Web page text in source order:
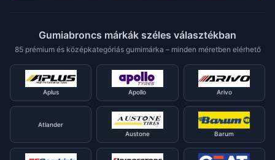
Gumiabroncs márkák széles választékban
85 prémium és középkategóriás gumimárka – minden méretben elérhető
Aplus Apollo Arivo
Atlander
Austone
Barum